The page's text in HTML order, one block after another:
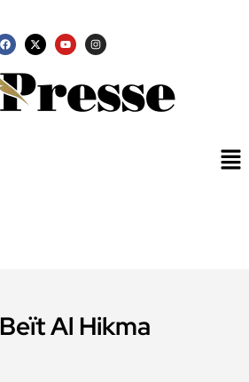
Beït Al Hikma